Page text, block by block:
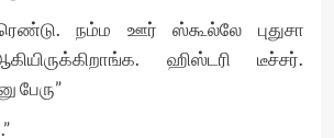
நம்ம ஊர் ஸ்கூல்லே புதுசா
ஹிஸ்டரி டீச்சர்.